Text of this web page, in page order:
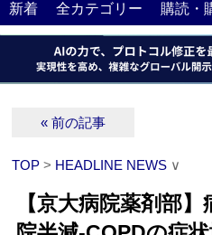
新着 全カテゴリー 購読・
« 前の記事
TOP > HEADLINE NEWS ∨
【京大病院薬剤部